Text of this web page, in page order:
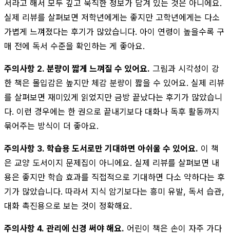
서라고 해서 모두 깊고 묵직한 정보가 담겨 있는 것은 아니에요.
실제 리뷰를 살펴보면 저학년에게는 좋지만 고학년에게는 다소
가볍게 느껴졌다는 후기가 많았습니다. 아이 연령이 높을수록 구
매 전에 독서 수준을 확인하는 게 좋아요.
주의사항 2. 분량이 짧게 느껴질 수 있어요. 그림과 시각성이 강
한 책은 몰입감은 높지만 체감 분량이 짧을 수 있어요. 실제 리뷰
를 살펴보면 재미있게 읽었지만 금방 끝났다는 후기가 많았습니
다. 이런 경우에는 한 권으로 끝내기보다 대화나 독후 활동까지
묶어주는 방식이 더 좋아요.
주의사항 3. 학습용 도서로만 기대하면 아쉬울 수 있어요. 이 책
은 교양 도서이지 문제집이 아니에요. 실제 리뷰를 살펴보면 내
용은 좋지만 학습 효과를 직접적으로 기대하면 다소 약하다는 후
기가 많았습니다. 따라서 지식 암기보다는 흥미 유발, 독서 습관,
대화 촉진용으로 보는 것이 정확해요.
주의사항 4. 관리에 신경 써야 해요. 어린이 책은 손이 자주 가다